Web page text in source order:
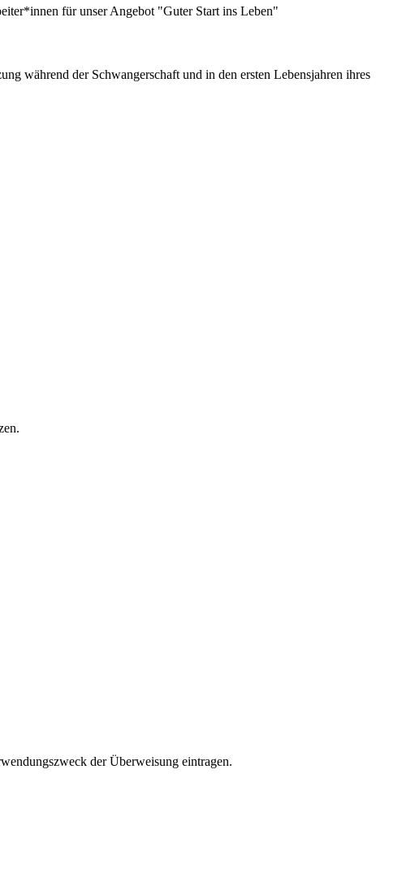
für unser Angebot "Guter Start ins Leben"
während der Schwangerschaft und in den ersten Lebensjahren ihres
der Überweisung eintragen.